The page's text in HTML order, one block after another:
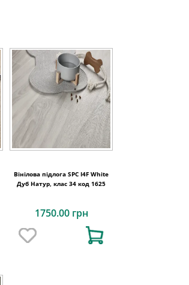
Вінілова підлога SPC I4F White
Дуб Натур, клас 34 код 1625
1750.00 грн